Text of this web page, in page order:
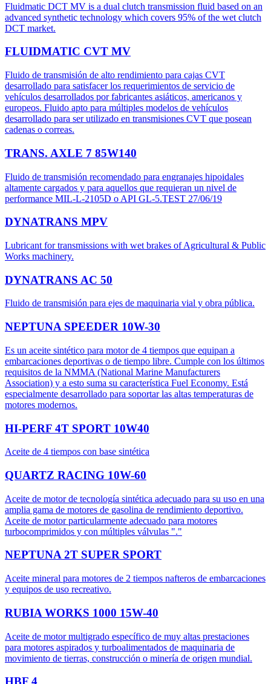
Fluidmatic DCT MV is a dual clutch transmission fluid based on an
advanced synthetic technology which covers 95% of the wet clutch
DCT market.
FLUIDMATIC CVT MV
Fluido de transmisión de alto rendimiento para cajas CVT
desarrollado para satisfacer los requerimientos de servicio de
vehículos desarrollados por fabricantes asiáticos, americanos y
europeos. Fluido apto para múltiples modelos de vehículos
desarrollado para ser utilizado en transmisiones CVT que posean
cadenas o correas.
TRANS. AXLE 7 85W140
Fluido de transmisión recomendado para engranajes hipoidales
altamente cargados y para aquellos que requieran un nivel de
performance MIL-L-2105D o API GL-5.TEST 27/06/19
DYNATRANS MPV
Lubricant for transmissions with wet brakes of Agricultural & Public
Works machinery.
DYNATRANS AC 50
Fluido de transmisión para ejes de maquinaria vial y obra pública.
NEPTUNA SPEEDER 10W-30
Es un aceite sintético para motor de 4 tiempos que equipan a
embarcaciones deportivas o de tiempo libre. Cumple con los últimos
requisitos de la NMMA (National Marine Manufacturers
Association) y a esto suma su característica Fuel Economy. Está
especialmente desarrollado para soportar las altas temperaturas de
motores modernos.
HI-PERF 4T SPORT 10W40
Aceite de 4 tiempos con base sintética
QUARTZ RACING 10W-60
Aceite de motor de tecnología sintética adecuado para su uso en una
amplia gama de motores de gasolina de rendimiento deportivo.
Aceite de motor particularmente adecuado para motores
turbocomprimidos y con múltiples válvulas "."
NEPTUNA 2T SUPER SPORT
Aceite mineral para motores de 2 tiempos nafteros de embarcaciones
y equipos de uso recreativo.
RUBIA WORKS 1000 15W-40
Aceite de motor multigrado específico de muy altas prestaciones
para motores aspirados y turboalimentados de maquinaria de
movimiento de tierras, construcción o minería de origen mundial.